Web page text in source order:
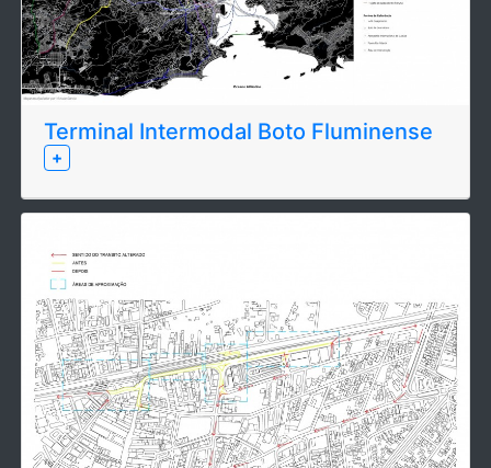
Terminal Intermodal Boto Fluminense
+